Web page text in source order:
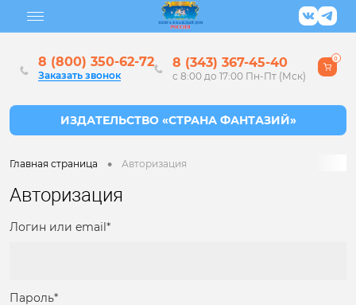
8 (800) 350-62-72
Заказать звонок
8 (343) 367-45-40
с 8:00 до 17:00 Пн-Пт (Мск)
0
Главная страница • Авторизация
Авторизация
Логин или email*
Пароль*